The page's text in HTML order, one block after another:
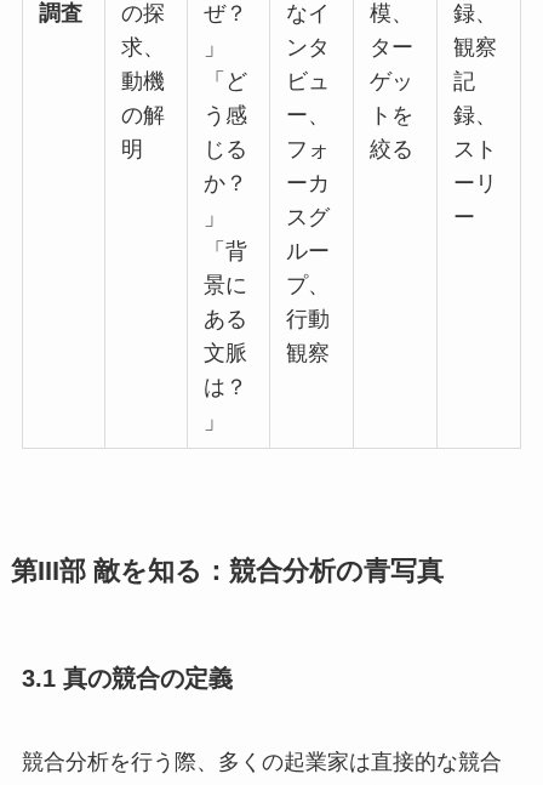
調査
の探
求、
動機
の解
明
ぜ？
」
「ど
う感
じる
か？
」
「背
景に
ある
文脈
は？
」
なイ
ンタ
ビュ
ー、
フォ
ーカ
スグ
ルー
プ、
行動
観察
模、
ター
ゲッ
トを
絞る
録、
観察
記
録、
スト
ーリ
ー
第III部 敵を知る：競合分析の青写真
3.1 真の競合の定義
競合分析を行う際、多くの起業家は直接的な競合